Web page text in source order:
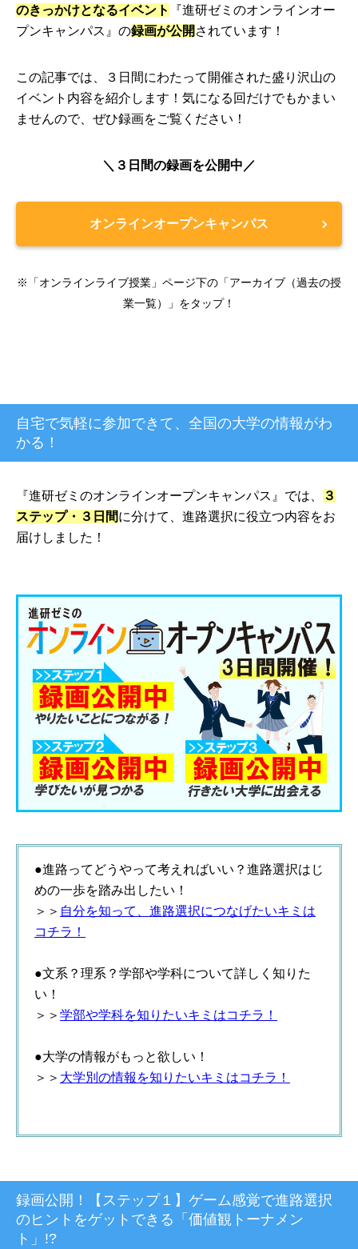
のきっかけとなるイベント
『進研ゼミのオンラインオー
プンキャンパス』の録画が公開 されています！
この記事では、３日間にわたって開催された盛り沢山の
イベント内容を紹介します！気になる回だけでもかまい
ませんので、ぜひ録画をご覧ください！
＼３日間の録画を公開中／
オンラインオープンキャンパス
※「オンラインライブ授業」ページ下の「アーカイブ（過去の授
業一覧）」をタップ！
自宅で気軽に参加できて、全国の大学の情報がわ
かる！
『進研ゼミのオンラインオープンキャンパス』では、
３
ステップ・３日間に分けて、進路選択に役立つ内容をお
届けしました！
●進路ってどうやって考えればいい？進路選択はじ
めの一歩を踏み出したい！
＞＞ 自分を知って、進路選択につなげたいキミは
コチラ！
●文系？理系？学部や学科について詳しく知りた
い！
＞＞ 学部や学科を知りたいキミはコチラ！
●大学の情報がもっと欲しい！
＞＞ 大学別の情報を知りたいキミはコチラ！
録画公開！【ステップ１】ゲーム感覚で進路選択
のヒントをゲットできる「価値観トーナメン
ト」!?